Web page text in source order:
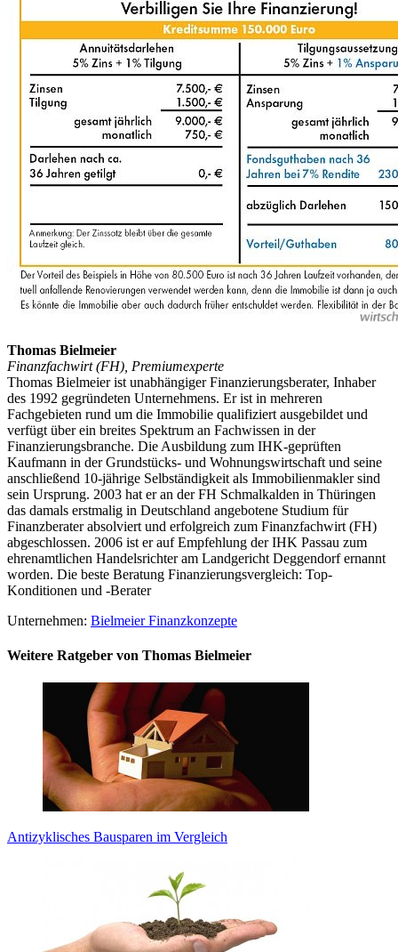
Thomas Bielmeier
Finanzfachwirt (FH), Premiumexperte
Thomas Bielmeier ist unabhängiger Finanzierungsberater, Inhaber
des 1992 gegründeten Unternehmens. Er ist in mehreren
Fachgebieten rund um die Immobilie qualifiziert ausgebildet und
verfügt über ein breites Spektrum an Fachwissen in der
Finanzierungsbranche. Die Ausbildung zum IHK-geprüften
Kaufmann in der Grundstücks- und Wohnungswirtschaft und seine
anschließend 10-jährige Selbständigkeit als Immobilienmakler sind
sein Ursprung. 2003 hat er an der FH Schmalkalden in Thüringen
das damals erstmalig in Deutschland angebotene Studium für
Finanzberater absolviert und erfolgreich zum Finanzfachwirt (FH)
abgeschlossen. 2006 ist er auf Empfehlung der IHK Passau zum
ehrenamtlichen Handelsrichter am Landgericht Deggendorf ernannt
worden. Die beste Beratung Finanzierungsvergleich: Top-
Konditionen und -Berater
Unternehmen: Bielmeier Finanzkonzepte
Weitere Ratgeber von Thomas Bielmeier
Antizyklisches Bausparen im Vergleich